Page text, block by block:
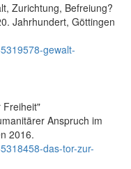
Zurichtung, Befreiung?
Jahrhundert, Göttingen
gewalt-
Freiheit"
Anspruch im
2016.
das-tor-zur-